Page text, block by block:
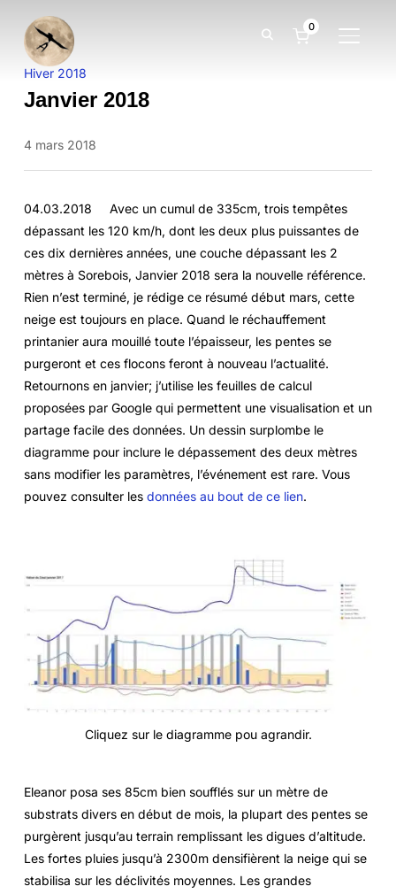
0
Hiver 2018
Janvier 2018
4 mars 2018
04.03.2018 Avec un cumul de 335cm, trois tempêtes
dépassant les 120 km/h, dont les deux plus puissantes de
ces dix dernières années, une couche dépassant les 2
mètres à Sorebois, Janvier 2018 sera la nouvelle référence.
Rien n’est terminé, je rédige ce résumé début mars, cette
neige est toujours en place. Quand le réchauffement
printanier aura mouillé toute l’épaisseur, les pentes se
purgeront et ces flocons feront à nouveau l’actualité.
Retournons en janvier; j’utilise les feuilles de calcul
proposées par Google qui permettent une visualisation et un
partage facile des données. Un dessin surplombe le
diagramme pour inclure le dépassement des deux mètres
sans modifier les paramètres, l’événement est rare. Vous
pouvez consulter les données au bout de ce lien.
Cliquez sur le diagramme pou agrandir.
Eleanor posa ses 85cm bien soufflés sur un mètre de
substrats divers en début de mois, la plupart des pentes se
purgèrent jusqu’au terrain remplissant les digues d’altitude.
Les fortes pluies jusqu’à 2300m densifièrent la neige qui se
stabilisa sur les déclivités moyennes. Les grandes